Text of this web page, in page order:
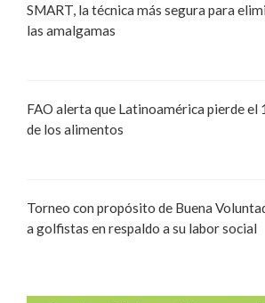
SMART, la técnica más segura para
las amalgamas
FAO alerta que Latinoamérica pierde el
de los alimentos
Torneo con propósito de Buena
a golfistas en respaldo a su labor social